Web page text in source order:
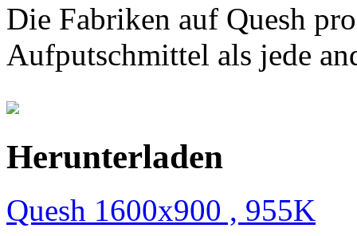
Die Fabriken auf Quesh
Aufputschmittel als jede
Herunterladen
Quesh 1600x900 , 955K